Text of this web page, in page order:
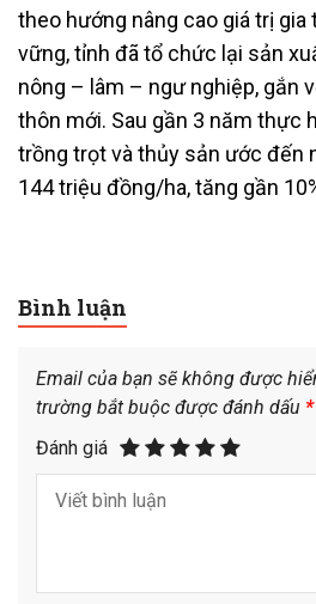
theo hướng nâng cao giá trị gia
vững, tỉnh đã tổ chức lại sản
nông – lâm – ngư nghiệp, gắn
thôn mới. Sau gần 3 năm thực
trồng trọt và thủy sản ước đến
144 triệu đồng/ha, tăng gần
Bình luận
Email của bạn sẽ không được
trường bắt buộc được đánh dấu *
Đánh giá